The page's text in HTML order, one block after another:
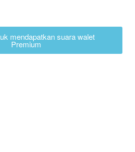
mendapatkan suara walet
Premium